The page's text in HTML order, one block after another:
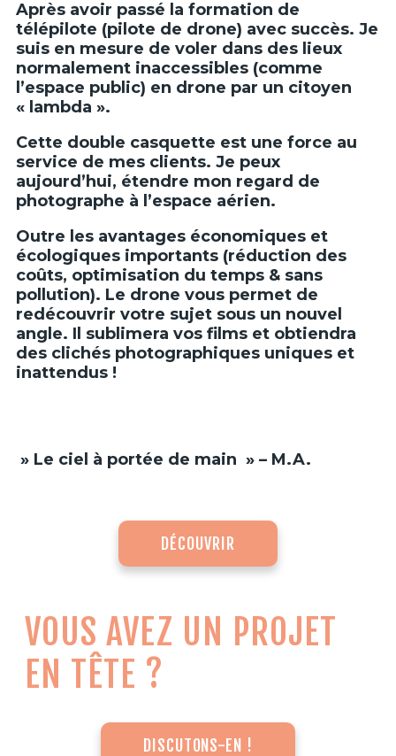
Après avoir passé la formation de
télépilote (pilote de drone) avec succès. Je
suis en mesure de voler dans des lieux
normalement inaccessibles (comme
l’espace public) en drone par un citoyen
« lambda ».
Cette double casquette est une force au
service de mes clients. Je peux
aujourd’hui, étendre mon regard de
photographe à l’espace aérien.
Outre les avantages économiques et
écologiques importants (réduction des
coûts, optimisation du temps & sans
pollution). Le drone vous permet de
redécouvrir votre sujet sous un nouvel
angle. Il sublimera vos films et obtiendra
des clichés photographiques uniques et
inattendus !
» Le ciel à portée de main » – M.A.
DÉCOUVRIR
VOUS AVEZ UN PROJET
EN TÊTE ?
DISCUTONS-EN !